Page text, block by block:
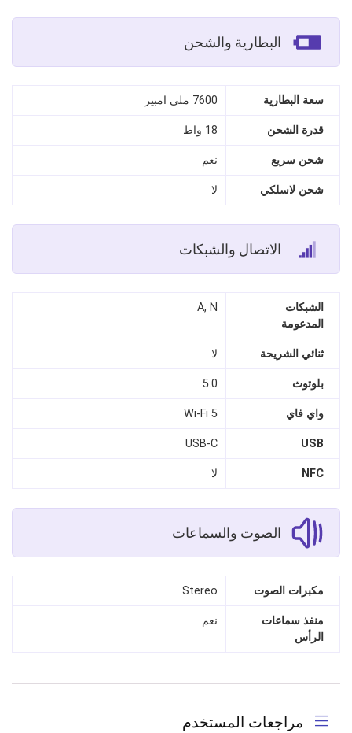
البطارية والشحن
سعة البطارية 7600 ملي امبير
قدرة الشحن 18 واط
شحن سريع نعم
شحن لاسلكي لا
الاتصال والشبكات
الشبكات
المدعومة
A, N
ثنائي الشريحة لا
بلوتوث 5.0
واي فاي Wi-Fi 5
USB
USB-C
NFC لا
الصوت والسماعات
مكبرات الصوت Stereo
منفذ سماعات
الرأس
نعم
مراجعات المستخدم